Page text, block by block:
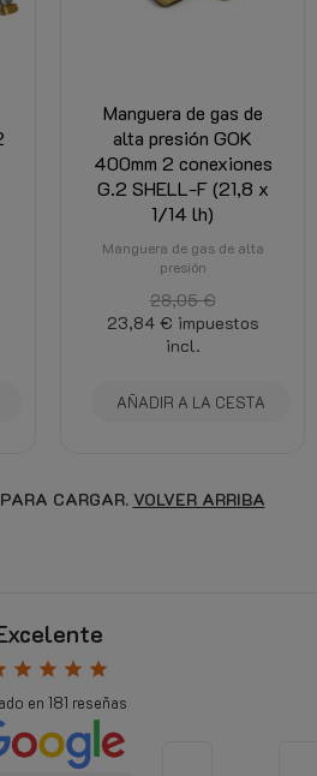
Manguera de gas de
alta presión GOK
400mm 2 conexiones
G.2 SHELL-F (21,8 x
1/14 lh)
Manguera de gas de alta
presión
28,05 €
23,84 € impuestos
incl.
AÑADIR A LA CESTA
CARGAR. VOLVER ARRIBA
star star star star
en 181 reseñas